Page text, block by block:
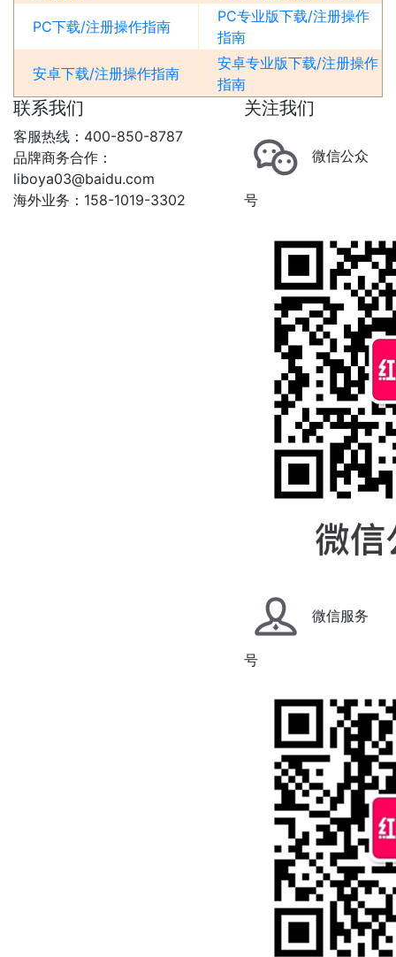
PC下载/注册操作指南
PC专业版下载/注册操作
指南
安卓下载/注册操作指南
安卓专业版下载/注册操作
指南
联系我们
客服热线：400-850-8787
品牌商务合作：
liboya03@baidu.com
海外业务：158-1019-3302
关注我们
微信公众
号
微信服务
号